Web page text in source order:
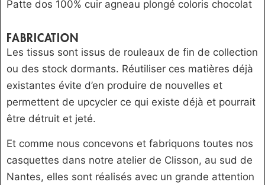
Patte dos 100% cuir agneau plongé coloris chocolat
FABRICATION
Les tissus sont issus de rouleaux de fin de collection
ou des stock dormants. Réutiliser ces matières déjà
existantes évite d’en produire de nouvelles et
permettent de upcycler ce qui existe déjà et pourrait
être détruit et jeté.
Et comme nous concevons et fabriquons toutes nos
casquettes dans notre atelier de Clisson, au sud de
Nantes, elles sont réalisés avec un grande attention